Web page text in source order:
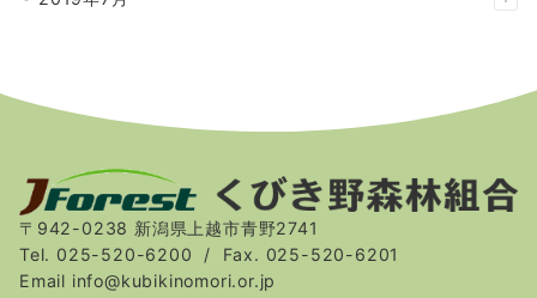
〒942-0238 新潟県上越市青野2741
Tel. 025-520-6200 / Fax. 025-520-6201
Email info@kubikinomori.or.jp